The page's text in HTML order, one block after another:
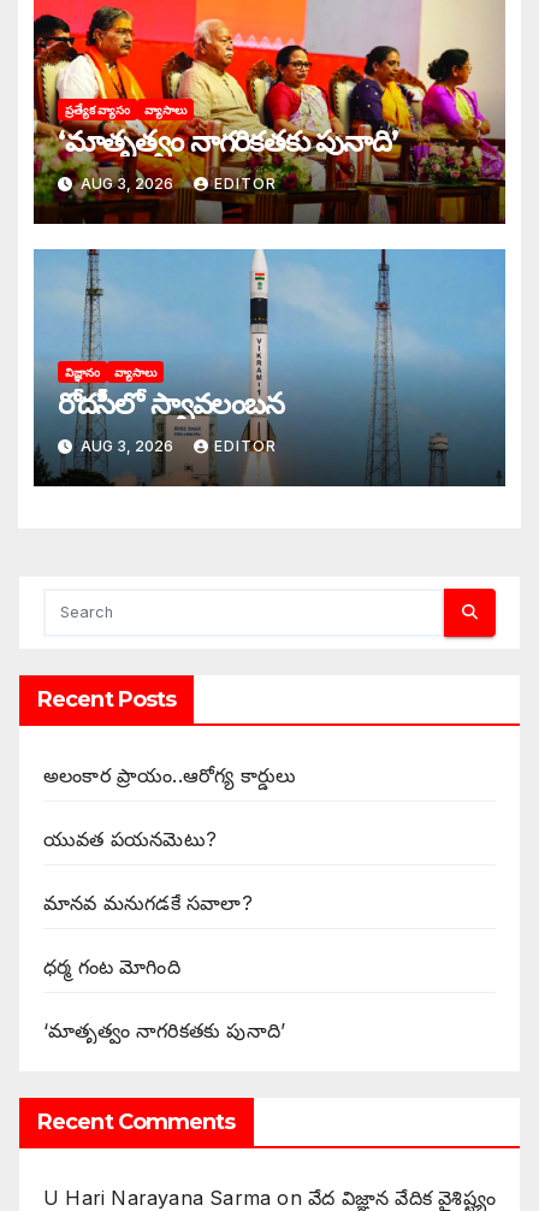
ప్రత్యేక వ్యాసం వ్యాసాలు
‘మాతృత్వం నాగరికతకు పునాది’
AUG 3, 2026 EDITOR
విజ్ఞానం వ్యాసాలు
రోదసీలో స్వావలంబన
AUG 3, 2026 EDITOR
Recent Posts
అలంకార ప్రాయం..ఆరోగ్య కార్డులు
యువత పయనమెటు?
మానవ మనుగడకే సవాలా?
ధర్మ గంట మోగింది
‘మాతృత్వం నాగరికతకు పునాది’
Recent Comments
U Hari Narayana Sarma onవేద విజ్ఞాన వేదిక వైశిష్ట్యం